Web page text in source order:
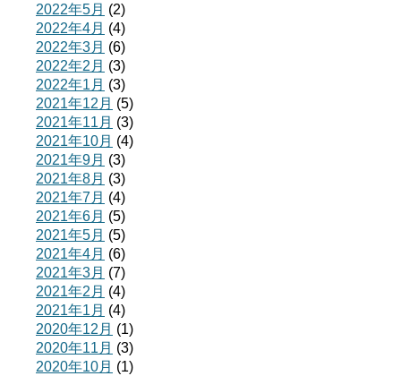
2022年5月 (2)
2022年4月 (4)
2022年3月 (6)
2022年2月 (3)
2022年1月 (3)
2021年12月 (5)
2021年11月 (3)
2021年10月 (4)
2021年9月 (3)
2021年8月 (3)
2021年7月 (4)
2021年6月 (5)
2021年5月 (5)
2021年4月 (6)
2021年3月 (7)
2021年2月 (4)
2021年1月 (4)
2020年12月 (1)
2020年11月 (3)
2020年10月 (1)